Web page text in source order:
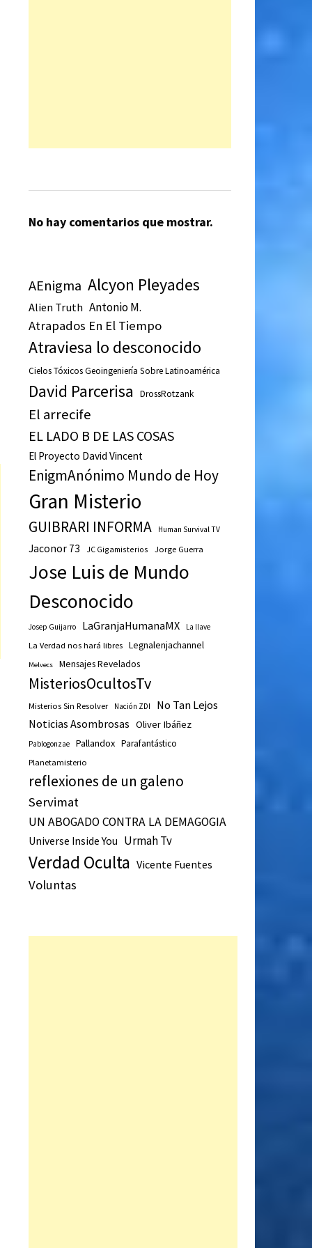
No hay comentarios que mostrar.
AEnigma Alcyon Pleyades
Alien Truth Antonio M.
Atrapados En El Tiempo
Atraviesa lo desconocido
Cielos Tóxicos Geoingeniería Sobre Latinoamérica
David Parcerisa DrossRotzank
El arrecife
EL LADO B DE LAS COSAS
El Proyecto David Vincent
EnigmAnónimo Mundo de Hoy
Gran Misterio
GUIBRARI INFORMA Human Survival TV
Jaconor 73 JC Gigamisterios Jorge Guerra
Jose Luis de Mundo
Desconocido
Josep Guijarro LaGranjaHumanaMX La llave
La Verdad nos hará libres Legnalenjachannel
Melvecs Mensajes Revelados
MisteriosOcultosTv
Misterios Sin Resolver Nación ZDI No Tan Lejos
Noticias Asombrosas Oliver Ibáñez
Pablogonzae Pallandox Parafantástico
Planetamisterio
reflexiones de un galeno
Servimat
UN ABOGADO CONTRA LA DEMAGOGIA
Universe Inside You Urmah Tv
Verdad Oculta Vicente Fuentes
Voluntas